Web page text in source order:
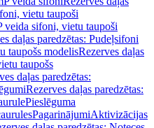
vietu taupoši
veida sifoni, vietu taupoši
daļas paredzētas: Pudeļsifoni
taupošs modelisRezerves daļas
taupošs
daļas paredzētas:
Rezerves daļas paredzētas:
Pieslēguma
PagarinājumiAktivizācijas